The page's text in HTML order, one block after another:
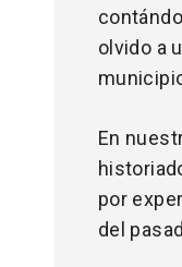
olvido a
En
por
del